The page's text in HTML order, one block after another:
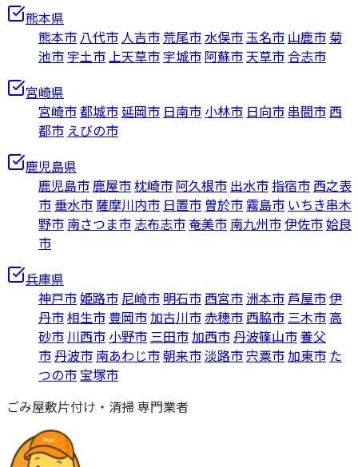
熊本県
熊本市 八代市 人吉市 荒尾市水俣市玉名市 山鹿市 菊
池市 宇土市上天草市 宇城市 阿蘇市天草市 合志市
宮崎県
宮崎市都城市延岡市 日南市 小林市 日向市 串間市 西
都市 えびの市
鹿児島県
鹿児島市鹿屋市枕崎市 阿久根市 出水市指宿市 西之表
市 垂水市薩摩川内市 日置市 曽於市霧島市 いちき串木
野市 南さつま市 志布志市 奄美市 南九州市伊佐市姶良
市
兵庫県
神戸市姫路市 尼崎市 明石市 西宮市 洲本市芦屋市伊
丹市相生市 豊岡市加古川市赤穂市 西脇市 三木市高
砂市 川西市 小野市 三田市加西市 丹波篠山市養父
市 丹波市 南あわじ市朝来市淡路市宍粟市加東市 た
つの市宝塚市
ごみ屋敷片付け・清掃 専門業者